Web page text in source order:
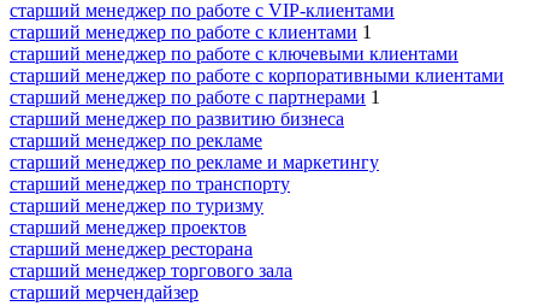
старший менеджер по работе с VIP-клиентами
старший менеджер по работе с клиентами 1
старший менеджер по работе с ключевыми клиентами
старший менеджер по работе с корпоративными клиентами
старший менеджер по работе с партнерами 1
старший менеджер по развитию бизнеса
старший менеджер по рекламе
старший менеджер по рекламе и маркетингу
старший менеджер по транспорту
старший менеджер по туризму
старший менеджер проектов
старший менеджер ресторана
старший менеджер торгового зала
старший мерчендайзер